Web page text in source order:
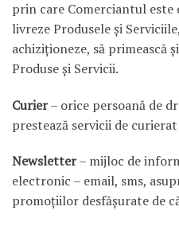
prin care Comerciantul este
livreze Produsele şi
achiziţioneze, să primească
Produse şi Servicii.
Curier– orice persoană de
prestează servicii de
Newsletter– mijloc de
electronic – email, sms,
promoțiilor desfășurate de